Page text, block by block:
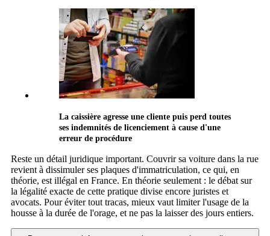
La caissière agresse une cliente puis perd toutes
ses indemnités de licenciement à cause d'une
erreur de procédure
Reste un détail juridique important. Couvrir sa voiture dans la rue
revient à dissimuler ses plaques d'immatriculation, ce qui, en
théorie, est illégal en France. En théorie seulement : le débat sur
la légalité exacte de cette pratique divise encore juristes et
avocats. Pour éviter tout tracas, mieux vaut limiter l'usage de la
housse à la durée de l'orage, et ne pas la laisser des jours entiers.